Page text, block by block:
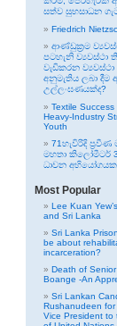
සත්ව සුභසාධන
Friedrich
ආණ්ඩුක්‍රම
පටහැනි ව්‍යවස්ථා
වැඩිකරන
අනුමැතිය ලබා දීම
උල්ලංඝණයක්ද?
Textile
Heavy-Industry
Youth
71හැවිරිදි ප්‍රවීණ
මහතා කිලෝමීටර්
ධාවන
Most Popular
Lee Kuan
and Sri Lanka
Sri Lanka
be about
incarceration?
Death of Senior
Boange -An
Sri Lankan
Rushanudeen
Vice President to